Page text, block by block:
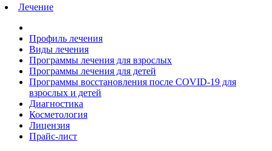
Лечение
Профиль лечения
Виды лечения
Программы лечения для взрослых
Программы лечения для детей
Программы восстановления после COVID-19 для
взрослых и детей
Диагностика
Косметология
Лицензия
Прайс-лист